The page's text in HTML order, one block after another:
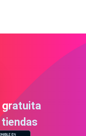
gratuita